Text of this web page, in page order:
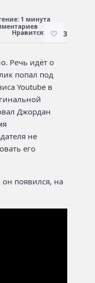
1 минута
Нравится: 3
Речь идёт о
попал под
Youtube в
Джордан
не
его
он появился, на